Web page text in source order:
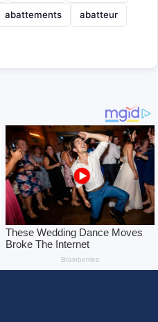
abattements abatteur